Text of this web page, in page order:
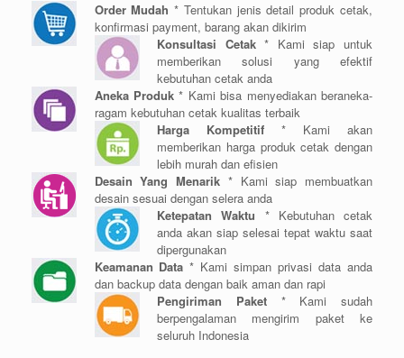
Order Mudah * Tentukan jenis detail produk cetak,
konfirmasi payment, barang akan dikirim
Konsultasi Cetak* Kami siap untuk
memberikan solusi yang efektif
kebutuhan cetak anda
Aneka Produk* Kami bisa menyediakan beraneka-
ragam kebutuhan cetak kualitas terbaik
Harga Kompetitif * Kami akan
memberikan harga produk cetak dengan
lebih murah dan efisien
Desain Yang Menarik * Kami siap membuatkan
desain sesuai dengan selera anda
Ketepatan Waktu * Kebutuhan cetak
anda akan siap selesai tepat waktu saat
dipergunakan
Keamanan Data * Kami simpan privasi data anda
dan backup data dengan baik aman dan rapi
Pengiriman Paket* Kami sudah
berpengalaman mengirim paket ke
seluruh Indonesia